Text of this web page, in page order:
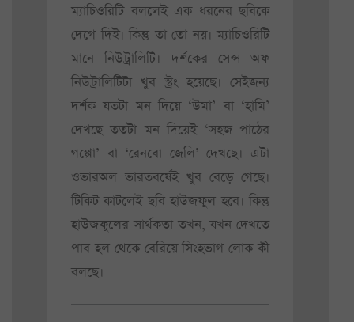
ম্যাচিওরিটি বললেই এক ধরনের ছবিকে
দেগে দিই। কিন্তু তা তো নয়। ম্যাচিওরিটি
মানে নিউট্রালিটি। দর্শকের সেন্স অফ
নিউট্রালিটিটা খুব স্ট্রং হয়েছে। সেইজন্য
দর্শক যতটা মন দিয়ে ‘উমা’ বা ‘হামি’
দেখছে ততটা মন দিয়েই ‘সহজ পাঠের
গপ্পো’ বা ‘রেনবো জেলি’ দেখছে। এটা
ওভারঅল ভারতবর্ষেই খুব বেড়ে গেছে।
টিকিট কাটলেই ছবি হাউজফুল হবে। কিন্তু
হাউজফুলের সার্থকতা তখন, যখন দেখতে
পাব হল থেকে বেরিয়ে সিংহভাগ লোক কী
বলছে।